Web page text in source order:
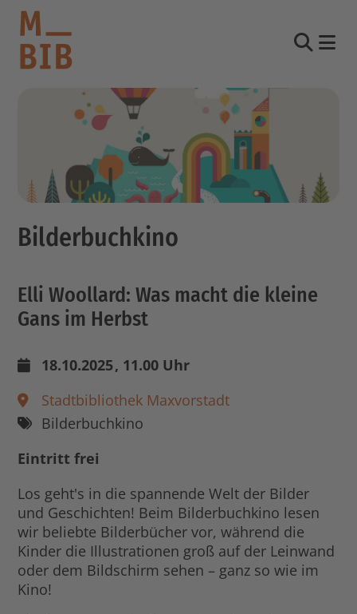
Bilderbuchkino
Elli Woollard: Was macht die kleine
Gans im Herbst
18.10.2025, 11.00 Uhr
Stadtbibliothek Maxvorstadt
Bilderbuchkino
Eintritt frei
Los geht's in die spannende Welt der Bilder
und Geschichten! Beim Bilderbuchkino lesen
wir beliebte Bilderbücher vor, während die
Kinder die Illustrationen groß auf der Leinwand
oder dem Bildschirm sehen – ganz so wie im
Kino!
informieren
entdecken
mitmachen
Login Konto
English